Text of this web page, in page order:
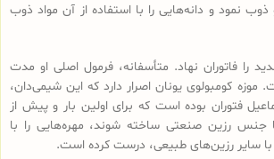
نمود و دانه‌هایی را با استفاده از آن مواد ذوب
را فاتوران نهاد. متأسفانه، فرمول اصلی او مدت
کومبولوی یونان اصرار دارد که این شیمی‌دان،
فتوران بوده است که برای اولین بار و پیش از
جنس رزین صنعتی ساخته شوند، مهره‌هایی را با
با سایر رزین‌های طبیعی، درست کرده است.